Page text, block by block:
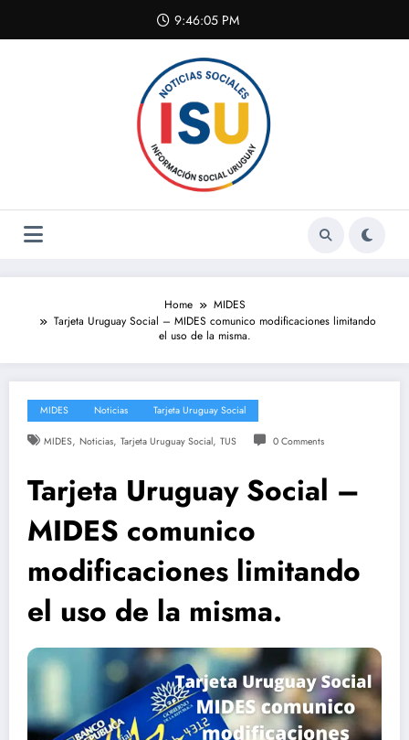
content
9:46:06 PM
Home
MIDES
Tarjeta Uruguay Social – MIDES comunico modificaciones limitando
el uso de la misma.
MIDES Noticias Tarjeta Uruguay Social
MIDES, Noticias, Tarjeta Uruguay Social, TUS 0 Comments
Tarjeta Uruguay Social –
MIDES comunico
modificaciones limitando
el uso de la misma.